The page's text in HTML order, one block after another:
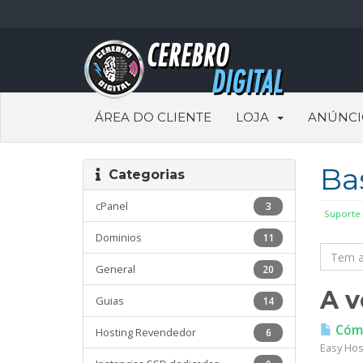
ÁREA DO CLIENTE LOJA
Suporte
Categorias
3
cPanel
11
Dominios
20
General
14
Guias
6
Hosting Revendedor
A
Easy